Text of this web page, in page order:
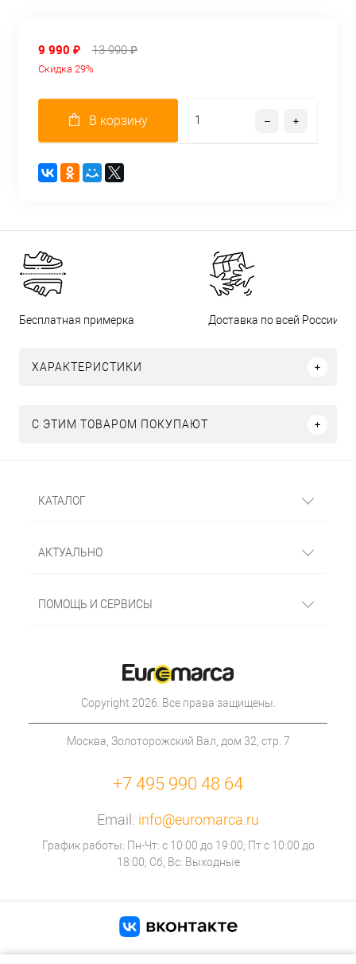
9 990 ₽ 13 990 ₽
Скидка 29%
В корзину
Бесплатная примерка Доставка по всей России
ХАРАКТЕРИСТИКИ
С ЭТИМ ТОВАРОМ ПОКУПАЮТ
КАТАЛОГ
АКТУАЛЬНО
ПОМОЩЬ И СЕРВИСЫ
Copyright 2026. Все права защищены.
Москва, Золоторожский Вал, дом 32, стр. 7
+7 495 990 48 64
Email: info@euromarca.ru
График работы: Пн-Чт: с 10:00 до 19:00; Пт с 10:00 до
18:00; Сб, Вс: Выходные